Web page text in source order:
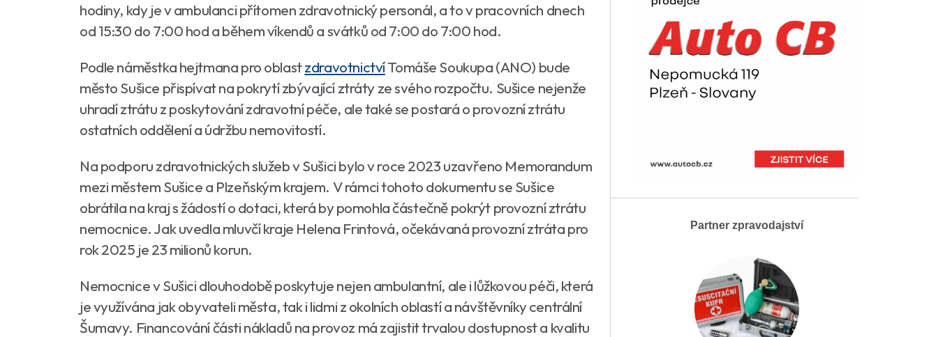
hodiny, kdy je v ambulanci přítomen zdravotnický personál, a to v pracovních dnech
od 15:30 do 7:00 hod a během víkendů a svátků od 7:00 do 7:00 hod.
Podle náměstka hejtmana pro oblastzdravotnictvíTomáše Soukupa (ANO) bude
město Sušice přispívat na pokrytí zbývající ztráty ze svého rozpočtu. Sušice nejenže
uhradí ztrátu z poskytování zdravotní péče, ale také se postará o provozní ztrátu
ostatních oddělení a údržbu nemovitostí.
Na podporu zdravotnických služeb v Sušici bylo v roce 2023 uzavřeno Memorandum
mezi městem Sušice a Plzeňským krajem. V rámci tohoto dokumentu se Sušice
obrátila na kraj s žádostí o dotaci, která by pomohla částečně pokrýt provozní ztrátu
nemocnice. Jak uvedla mluvčí kraje Helena Frintová, očekávaná provozní ztráta pro
rok 2025 je 23 milionů korun.
Nemocnice v Sušici dlouhodobě poskytuje nejen ambulantní, ale i lůžkovou péči, která
je využívána jak obyvateli města, tak i lidmi z okolních oblastí a návštěvníky centrální
Šumavy. Financování části nákladů na provoz má zajistit trvalou dostupnost a kvalitu
Partner zpravodajství